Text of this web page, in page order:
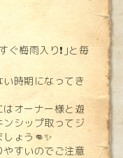
ぐ梅雨入り❗️｣と毎
時期になってき
オーナー様と遊
シップ取ってジ
ょう👊✨
すいのでご注意